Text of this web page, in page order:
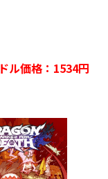
ル価格：1534円